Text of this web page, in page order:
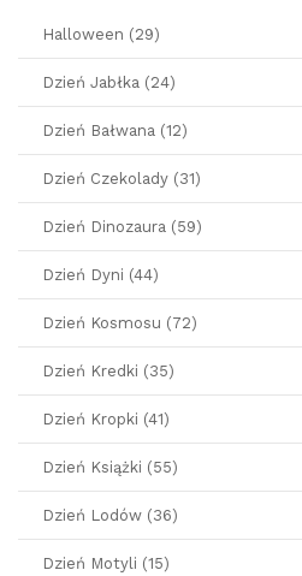
Halloween (29)
Dzień Jabłka (24)
Dzień Bałwana (12)
Dzień Czekolady (31)
Dzień Dinozaura (59)
Dzień Dyni (44)
Dzień Kosmosu (72)
Dzień Kredki (35)
Dzień Kropki (41)
Dzień Książki (55)
Dzień Lodów (36)
Dzień Motyli (15)